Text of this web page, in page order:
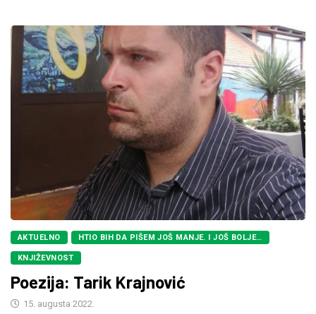
AKTUELNO HTIO BIH DA PIŠEM JOŠ MANJE. I JOŠ BOLJE…
KNJIŽEVNOST
Poezija: Tarik Krajnović
15. augusta 2022.